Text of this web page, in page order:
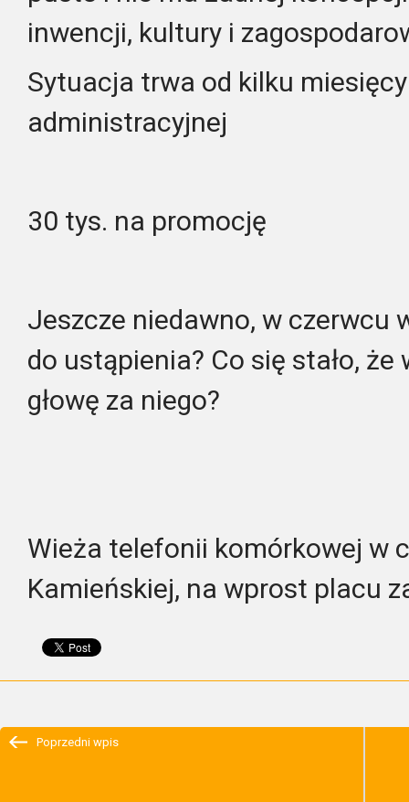
inwencji, kultury i
Sytuacja trwa od kilku
administracyjnej
30 tys. na promocję
Jeszcze niedawno, w czerwcu
do ustąpienia? Co się stało, że
głowę za niego?
Wieża telefonii komórkowej w
Kamieńskiej, na wprost placu
Poprzedni wpis